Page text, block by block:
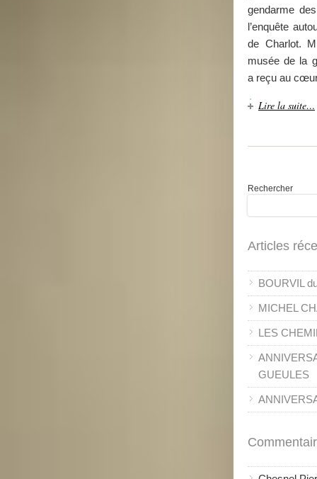
gendarme
l’enquête
de Charlot.
musée de la
a reçu au
Lire la suite…
Rechercher
Articles
BOURVIL
MICHEL
LES
GUEULES